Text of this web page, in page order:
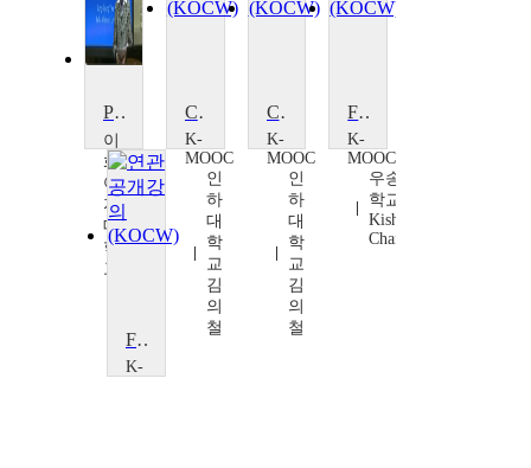
Psychology of Adolescence
이
화
여
자
대
학
교
경
Cultural Psychology
K-
MOOC
인
하
대
학
교
김
의
철
Cultural Psychology
K-
MOOC
인
하
대
학
교
김
의
철
Fundamentals of Psychology
K-
MOOC
우송대
학교
Kishor
Chandran
Fundamentals of Psychology
K-